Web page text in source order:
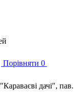
Порівняти 0
дачі", пав.